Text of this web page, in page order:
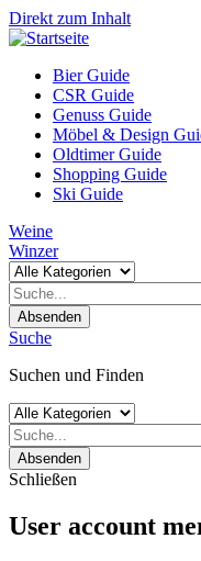
Direkt zum Inhalt
Bier Guide
CSR Guide
Genuss Guide
Möbel & Design
Oldtimer Guide
Shopping Guide
Ski Guide
Weine
Winzer
Absenden
Suche
Suchen und Finden
Absenden
Schließen
User account